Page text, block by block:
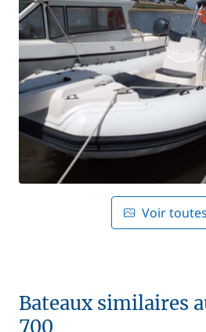
Voir
Bateaux similaires
700